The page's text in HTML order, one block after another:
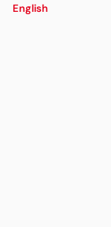
English